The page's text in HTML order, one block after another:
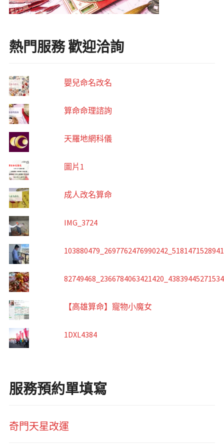
熱門服務 歡迎洽詢
嬰兒命名改名
算命命理諮詢
天羅地網科儀
圖片1
成人改名算命
IMG_3724
【高雄算命】寵物小魔女
1DXL4384
服務預約單填寫
奇門天星改運